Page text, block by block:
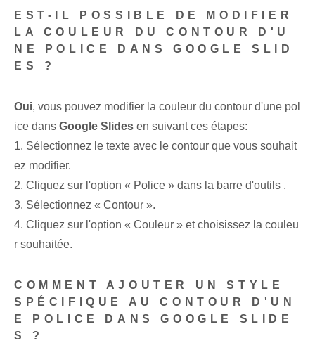
EST-IL POSSIBLE DE MODIFIER
LA COULEUR DU CONTOUR D'U
NE POLICE DANS GOOGLE SLID
ES ?
Oui, vous pouvez modifier la couleur du contour d'une pol
ice dans Google Slides en suivant ces étapes:
1. Sélectionnez le texte avec le contour que vous souhait
ez modifier.
2. Cliquez sur l'option « Police » dans la barre d'outils ‌.
3. Sélectionnez « Contour ».
4. Cliquez​ sur​ l'option « Couleur » et choisissez la couleu
r souhaitée.​
COMMENT AJOUTER UN STYLE
SPÉCIFIQUE AU CONTOUR D'UN
E POLICE DANS GOOGLE SLIDE
S ?